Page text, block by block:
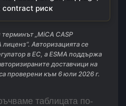
contract риск
„MiCA CASP
лиценз“. Авторизацията се
в ЕС, а ESMA поддържа
доставчици на
проверени към 6 юли 2026 г.
таблицата по-